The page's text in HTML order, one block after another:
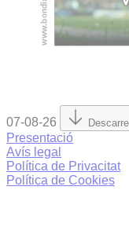
07-08-26
Presentació
Avís legal
Política de Privacitat
Política de Cookies